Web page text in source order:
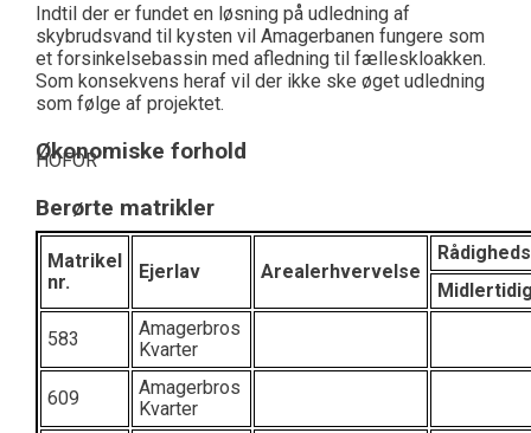
Indtil der er fundet en løsning på udledning af
skybrudsvand til kysten vil Amagerbanen fungere som
et forsinkelsebassin med afledning til fælleskloakken.
Som konsekvens heraf vil der ikke ske øget udledning
som følge af projektet.
Økonomiske forhold
HOFOR
Berørte matrikler
Matrikel
nr.
Ejerlav Arealerhvervelse
583
Amagerbros
Kvarter
609
Amagerbros
Kvarter